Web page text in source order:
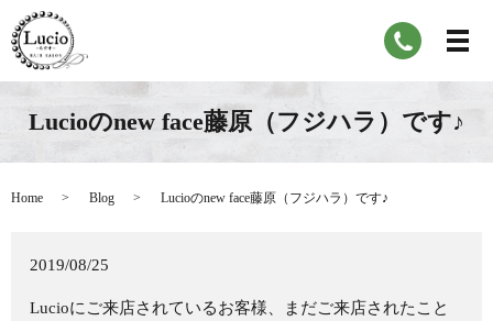
Lucioのnew face藤原（フジハラ）です♪
Home Blog Lucioのnew face藤原（フジハラ）です♪
2019/08/25
Lucioにご来店されているお客様、まだご来店されたこと